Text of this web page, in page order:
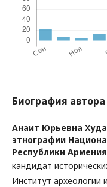
Биография автора
Анаит Юрьевна
этнографии
Республики Армения
кандидат
Институт археологии